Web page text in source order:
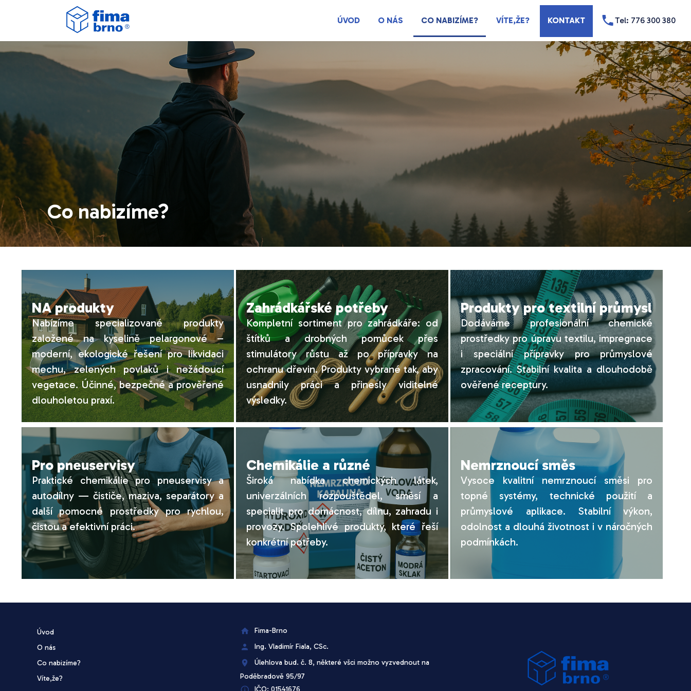
ÚVOD O NÁS CO NABIZÍME? VÍTE,ŽE? KONTAKT Tel: 776 300 380
Co nabizíme?
NA produkty
Nabízíme specializované produkty
založené na kyselině pelargonové –
moderní, ekologické řešení pro likvidaci
mechu, zelených povlaků i nežádoucí
vegetace. Účinné, bezpečné a prověřené
dlouholetou praxí.
Zahrádkářské potřeby
Kompletní sortiment pro zahrádkáře: od
štítků a drobných pomůcek přes
stimulátory růstu až po přípravky na
ochranu dřevin. Produkty vybrané tak, aby
usnadnily práci a přinesly viditelné
výsledky.
Produkty pro textilní průmysl
Dodáváme profesionální chemické
prostředky pro úpravu textilu, impregnace
i speciální přípravky pro průmyslové
zpracování. Stabilní kvalita a dlouhodobě
ověřené receptury.
Pro pneuservisy
Praktické chemikálie pro pneuservisy a
autodílny — čističe, maziva, separátory a
další pomocné prostředky pro rychlou,
čistou a efektivní práci.
Chemikálie a různé
Široká nabídka chemických látek,
univerzálních rozpouštědel, směsí a
specialit pro domácnost, dílnu, zahradu i
provozy. Spolehlivé produkty, které řeší
konkrétní potřeby.
Nemrznoucí směs
Vysoce kvalitní nemrznoucí směsi pro
topné systémy, technické použití a
průmyslové aplikace. Stabilní výkon,
odolnost a dlouhá životnost i v náročných
podmínkách.
Úvod
O nás
Co nabizíme?
Víte,že?
Fima-Brno
Ing. Vladimír Fiala, CSc.
Úlehlova bud. č. 8, některé všci možno vyzvednout na
Poděbradově 95/97
IČO: 01541676